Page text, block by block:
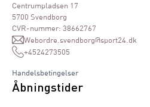
Centrumpladsen 17
5700 Svendborg
CVR-nummer: 38662767
Webordre.svendborg@sport24.dk
+4524273505
Handelsbetingelser
Åbningstider